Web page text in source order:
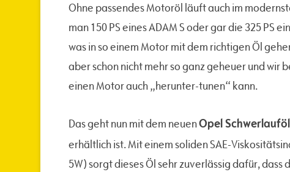
Ohne passendes Motoröl läuft auch im
man 150 PS eines ADAM S oder gar die 325 PS
was in so einem Motor mit dem richtigen Öl
aber schon nicht mehr so ganz geheuer und
einen Motor auch „herunter-tunen“ kann.
Das geht nun mit dem neuenOpel Schwerlauföl
erhältlich ist. Mit einem soliden SAE-
5W) sorgt dieses Öl sehr zuverlässig dafür,